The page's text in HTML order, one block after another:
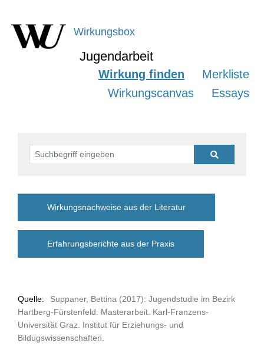
Wirkungsbox
Jugendarbeit
Wirkung finden
Merkliste
Wirkungscanvas
Essays
Suchbegriff eingeben (Suche auf Deutsch und Englisch
Wirkungsnachweise aus der Literatur
Erfahrungsberichte aus der Praxis
Quelle:
Suppaner, Bettina (2017): Jugendstudie im Bezirk
Hartberg-Fürstenfeld. Masterarbeit. Karl-Franzens-
Universität Graz. Institut für Erziehungs- und
Bildugswissenschaften.